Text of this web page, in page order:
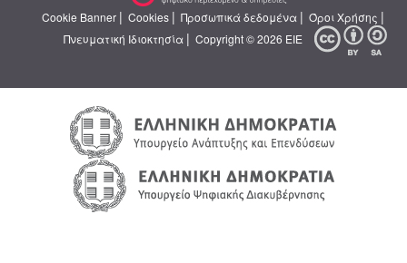
Cookie Banner | Cookies | Προσωπικά δεδομένα | Όροι Χρήσης |
Πνευματική Ιδιοκτησία | Copyright © 2026 ΕΙΕ